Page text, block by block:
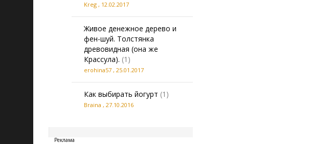
Kreg , 12.02.2017
Живое денежное дерево и
фен-шуй. Толстянка
древовидная (она же
Крассула). (1)
erohina57 , 25.01.2017
Как выбирать йогурт (1)
Braina , 27.10.2016
Реклама